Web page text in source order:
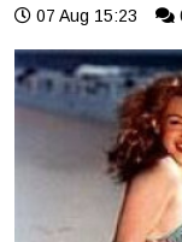
07 Aug 15:23